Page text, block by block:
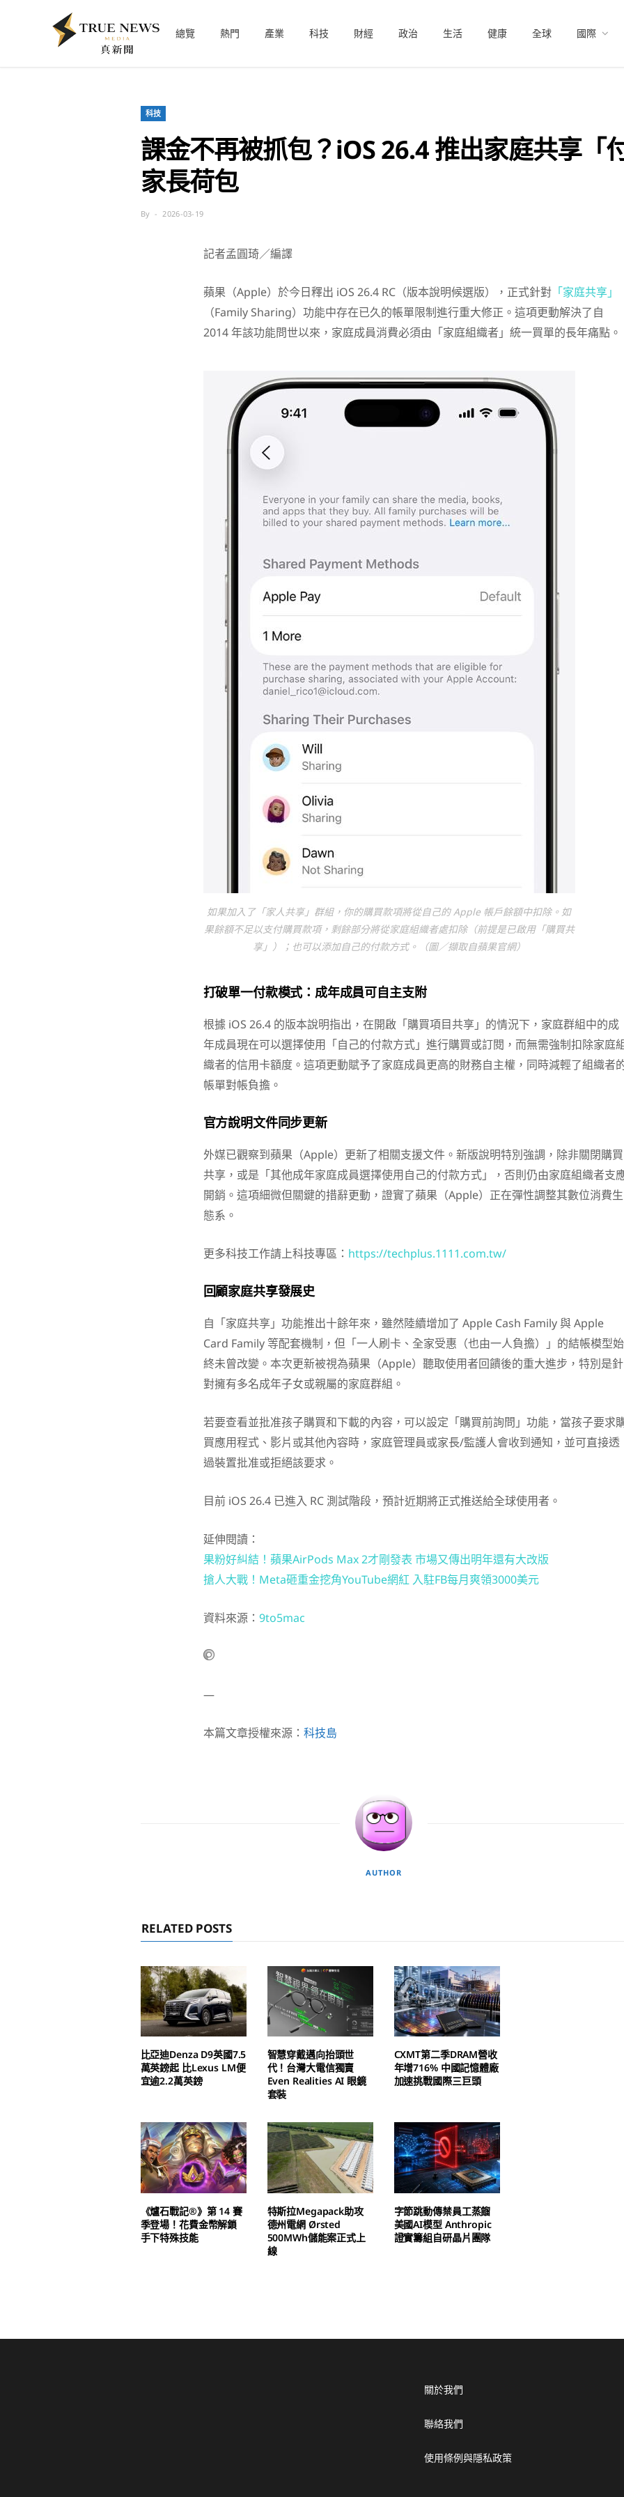
總覽 熱門 產業 科技 財經 政治 生活 健康 全球 國際
科技
課金不再被抓包？iOS 26.4 推出家庭共享「
家長荷包
By 2026-03-19
記者孟圓琦／編譯
蘋果（Apple）於今日釋出 iOS 26.4 RC（版本說明候選版），正式針對「家庭共享」
（Family Sharing）功能中存在已久的帳單限制進行重大修正。這項更動解決了自
2014 年該功能問世以來，家庭成員消費必須由「家庭組織者」統一買單的長年痛點。
如果加入了「家人共享」群組，你的購買款項將從自己的 Apple 帳戶餘額中扣除。如
果餘額不足以支付購買款項，剩餘部分將從家庭組織者處扣除（前提是已啟用「購買共
享」）；也可以添加自己的付款方式。（圖／擷取自蘋果官網）
打破單一付款模式：成年成員可自主支附
根據 iOS 26.4 的版本說明指出，在開啟「購買項目共享」的情況下，家庭群組中的成
年成員現在可以選擇使用「自己的付款方式」進行購買或訂閱，而無需強制扣除家庭
織者的信用卡額度。這項更動賦予了家庭成員更高的財務自主權，同時減輕了組織者
帳單對帳負擔。
官方說明文件同步更新
外媒已觀察到蘋果（Apple）更新了相關支援文件。新版說明特別強調，除非關閉購買
共享，或是「其他成年家庭成員選擇使用自己的付款方式」，否則仍由家庭組織者支
開銷。這項細微但關鍵的措辭更動，證實了蘋果（Apple）正在彈性調整其數位消費生
態系。
更多科技工作請上科技專區： https://techplus.1111.com.tw/
回顧家庭共享發展史
自「家庭共享」功能推出十餘年來，雖然陸續增加了 Apple Cash Family 與 Apple
Card Family 等配套機制，但「一人刷卡、全家受惠（也由一人負擔）」的結帳模型始
終未曾改變。本次更新被視為蘋果（Apple）聽取使用者回饋後的重大進步，特別是針
對擁有多名成年子女或親屬的家庭群組。
若要查看並批准孩子購買和下載的內容，可以設定「購買前詢問」功能，當孩子要求
買應用程式、影片或其他內容時，家庭管理員或家長/監護人會收到通知，並可直接透
過裝置批准或拒絕該要求。
目前 iOS 26.4 已進入 RC 測試階段，預計近期將正式推送給全球使用者。
延伸閱讀：
果粉好糾結！蘋果AirPods Max 2才剛發表 市場又傳出明年還有大改版
搶人大戰！Meta砸重金挖角YouTube網紅 入駐FB每月爽領3000美元
資料來源： 9to5mac
—
本篇文章授權來源： 科技島
AUTHOR
RELATED POSTS
比亞迪Denza D9英國7.5
萬英鎊起 比Lexus LM便
宜逾2.2萬英鎊
智慧穿戴邁向抬頭世
代！台灣大電信獨賣
Even Realities AI 眼鏡
套裝
CXMT第二季DRAM營收
年增716% 中國記憶體廠
加速挑戰國際三巨頭
《爐石戰記®》第 14 賽
季登場！花費金幣解鎖
手下特殊技能
特斯拉Megapack助攻
德州電網 Ørsted
500MWh儲能案正式上
線
字節跳動傳禁員工蒸餾
美國AI模型 Anthropic
證實籌組自研晶片團隊
關於我們
聯絡我們
使用條例與隱私政策